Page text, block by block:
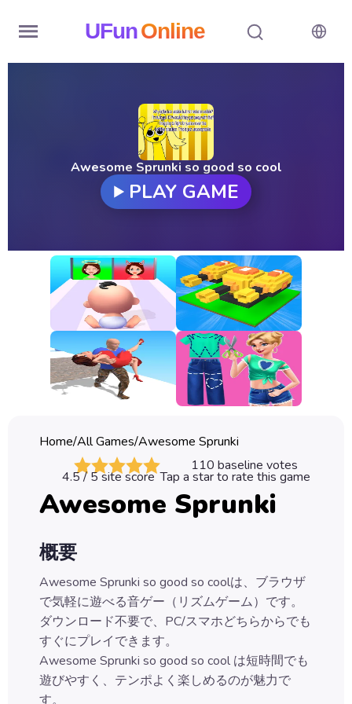
UFunOnline
New
Games
All
Games
Classic
Sprunki
Games
Car
Games
Games
Puzzle
Games
Awesome Sprunki so good so cool
PLAY GAME
Home/All Games/Awesome Sprunki
110 baseline votes
4.5/ 5 site score Tap a star to rate this game
Awesome Sprunki
概要
Awesome Sprunki so good so coolは、ブラウザ
で気軽に遊べる音ゲー（リズムゲーム）です。
ダウンロード不要で、PC/スマホどちらからでも
すぐにプレイできます。
Awesome Sprunki so good so cool は短時間でも
遊びやすく、テンポよく楽しめるのが魅力で
す。